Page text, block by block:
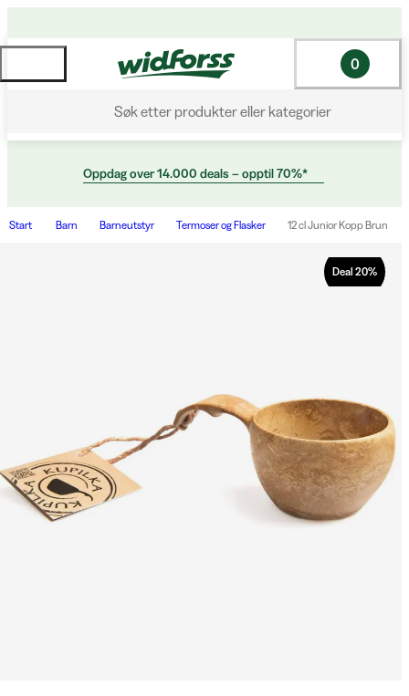
Søk etter produkter eller kategorier
0
Oppdag over 14.000 deals – opptil 70%*
Start Barn Barneutstyr Termoser og Flasker 12 cl Junior Kopp Brun
Deal 20%